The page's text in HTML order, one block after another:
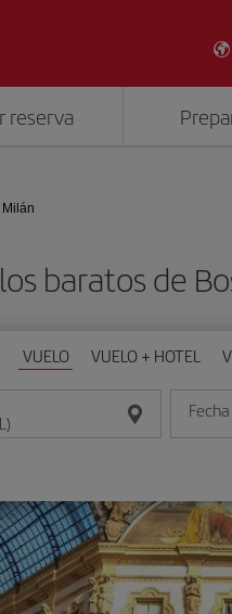
reserva
Milán
baratos de
VUELO VUELO + HOTEL